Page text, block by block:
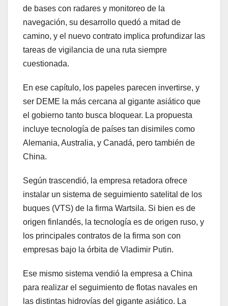
de bases con radares y monitoreo de la
navegación, su desarrollo quedó a mitad de
camino, y el nuevo contrato implica profundizar las
tareas de vigilancia de una ruta siempre
cuestionada.
En ese capítulo, los papeles parecen invertirse, y
ser DEME la más cercana al gigante asiático que
el gobierno tanto busca bloquear. La propuesta
incluye tecnología de países tan disimiles como
Alemania, Australia, y Canadá, pero también de
China.
Según trascendió, la empresa retadora ofrece
instalar un sistema de seguimiento satelital de los
buques (VTS) de la firma Wartsila. Si bien es de
origen finlandés, la tecnología es de origen ruso, y
los principales contratos de la firma son con
empresas bajo la órbita de Vladimir Putin.
Ese mismo sistema vendió la empresa a China
para realizar el seguimiento de flotas navales en
las distintas hidrovías del gigante asiático. La